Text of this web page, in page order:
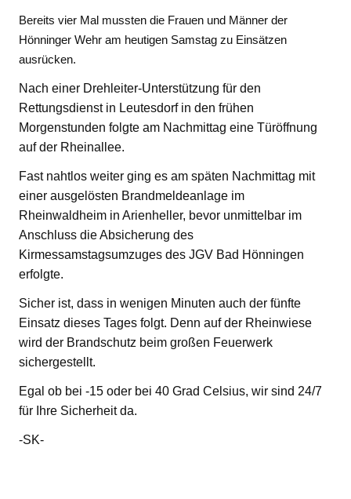
Bereits vier Mal mussten die Frauen und Männer der
Hönninger Wehr am heutigen Samstag zu Einsätzen
ausrücken.
Nach einer Drehleiter-Unterstützung für den
Rettungsdienst in Leutesdorf in den frühen
Morgenstunden folgte am Nachmittag eine Türöffnung
auf der Rheinallee.
Fast nahtlos weiter ging es am späten Nachmittag mit
einer ausgelösten Brandmeldeanlage im
Rheinwaldheim in Arienheller, bevor unmittelbar im
Anschluss die Absicherung des
Kirmessamstagsumzuges des JGV Bad Hönningen
erfolgte.
Sicher ist, dass in wenigen Minuten auch der fünfte
Einsatz dieses Tages folgt. Denn auf der Rheinwiese
wird der Brandschutz beim großen Feuerwerk
sichergestellt.
Egal ob bei -15 oder bei 40 Grad Celsius, wir sind 24/7
für Ihre Sicherheit da.
-SK-